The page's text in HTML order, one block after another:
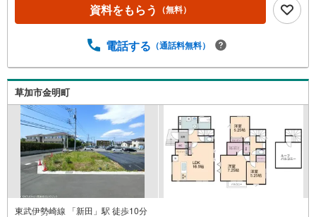
資料をもらう （無料）
電話する （通話料無料）
草加市金明町
東武伊勢崎線 「新田」駅 徒歩10分